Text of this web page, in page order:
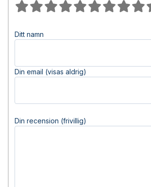
Ditt namn
Din email (visas aldrig)
Din recension (frivillig)